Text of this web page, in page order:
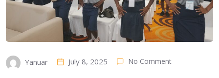
Yanuar July 8, 2025 No Comment